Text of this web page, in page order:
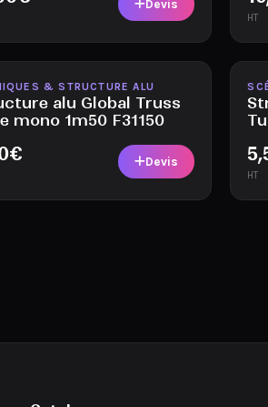
Devis
HT
& STRUCTURE ALU
alu Global Truss
mono 1m50 F31150
€ Devis
HT